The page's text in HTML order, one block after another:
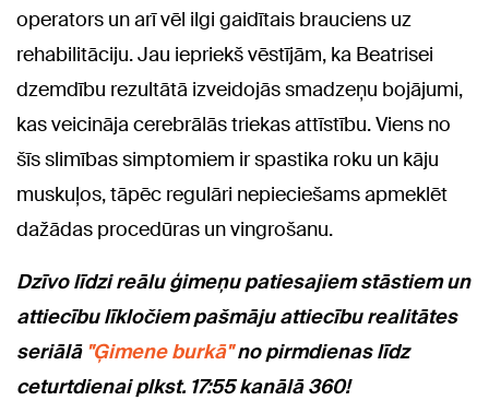
operators un arī vēl ilgi gaidītais brauciens uz
rehabilitāciju. Jau iepriekš vēstījām, ka Beatrisei
dzemdību rezultātā izveidojās smadzeņu bojājumi,
kas veicināja cerebrālās triekas attīstību. Viens no
šīs slimības simptomiem ir spastika roku un kāju
muskuļos, tāpēc regulāri nepieciešams apmeklēt
dažādas procedūras un vingrošanu.
Dzīvo līdzi reālu ģimeņu patiesajiem stāstiem un
attiecību līkločiem pašmāju attiecību realitātes
seriālā "Ģimene burkā"no pirmdienas līdz
ceturtdienai plkst. 17:55 kanālā 360!